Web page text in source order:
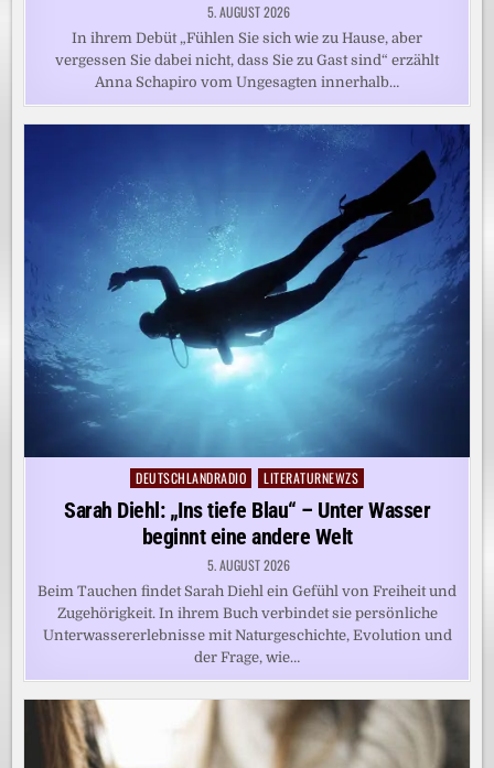
5. AUGUST 2026
In ihrem Debüt „Fühlen Sie sich wie zu Hause, aber
vergessen Sie dabei nicht, dass Sie zu Gast sind“ erzählt
Anna Schapiro vom Ungesagten innerhalb…
Posted
in
DEUTSCHLANDRADIO LITERATURNEWZS
Sarah Diehl: „Ins tiefe Blau“ – Unter Wasser
beginnt eine andere Welt
5. AUGUST 2026
Beim Tauchen findet Sarah Diehl ein Gefühl von Freiheit und
Zugehörigkeit. In ihrem Buch verbindet sie persönliche
Unterwassererlebnisse mit Naturgeschichte, Evolution und
der Frage, wie…